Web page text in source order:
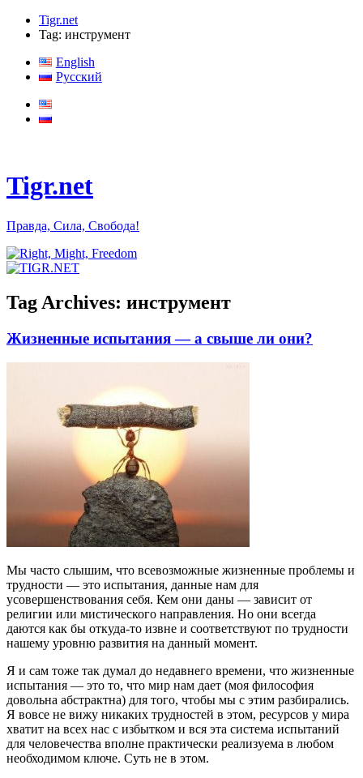
Tigr.net
Tag: инструмент
English
Русский
Tigr.net
Правда, Сила, Свобода!
Tag Archives: инструмент
Жизненные испытания — а свыше ли они?
Мы часто слышим, что всевозможные жизненные проблемы и
трудности — это испытания, данные нам для
усовершенствования себя. Кем они даны — зависит от
религии или мистического направления. Но они всегда
даются как бы откуда-то извне и соответствуют по трудности
нашему уровню развития на данный момент.
Я и сам тоже так думал до недавнего времени, что жизненные
испытания — это то, что мир нам дает (моя философия
довольна абстрактна) для того, чтобы мы с этим разбирались.
Я вовсе не вижу никаких трудностей в этом, ресурсов у мира
хватит на всех нас с избытком и вся эта система испытаний
для человечества вполне практически реализуема в любом
необходимом ключе. Суть не в этом.